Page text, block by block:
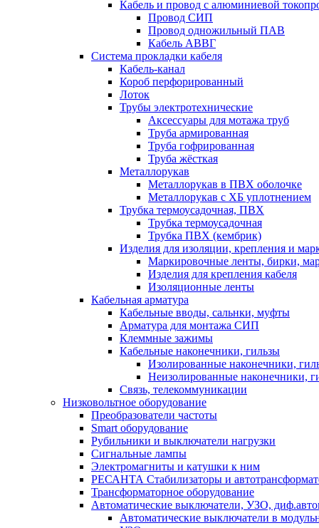
Кабель и провод с алюминиевой
Провод СИП
Провод одножильный ПАВ
Кабель АВВГ
Система прокладки кабеля
Кабель-канал
Короб перфорированный
Лоток
Трубы электротехнические
Аксессуары для мотажа труб
Труба армированная
Труба гофрированная
Труба жёсткая
Металлорукав
Металлорукав в ПВХ оболочке
Металлорукав с ХБ уплотнением
Трубка термоусадочная, ПВХ
Трубка термоусадочная
Трубка ПВХ (кембрик)
Изделия для изоляции, крепления и
Маркировочные ленты, бирки,
Изделия для крепления кабеля
Изоляционные ленты
Кабельная арматура
Кабельные вводы, сальнки, муфты
Арматура для монтажа СИП
Клеммные зажимы
Кабельные наконечники, гильзы
Изолированные наконечники,
Неизолированные наконечники,
Связь, телекоммуникации
Низковольтное оборудование
Преобразователи частоты
Smart оборудование
Рубильники и выключатели нагрузки
Сигнальные лампы
Электромагниты и катушки к ним
РЕСАНТА Стабилизаторы и
Трансформаторное оборудование
Автоматические выключатели, УЗО,
Автоматические выключатели в